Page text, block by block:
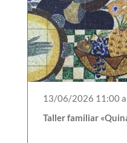
13/06/2026 11:00
Taller familiar